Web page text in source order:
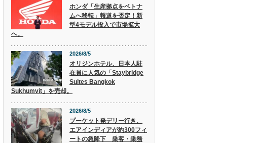
ホンダ「生産拠点をベトナ
ムへ移転」報道を否定！新
型4モデル投入で市場拡大
へ。
2026/8/5
オリジンホテル、日本人駐
在員に人気の「Staybridge
Suites Bangkok
Sukhumvit」を売却。
2026/8/5
プーケット発デリー行き、
エアインディアが約300フィ
ートの急降下 乗客・乗務